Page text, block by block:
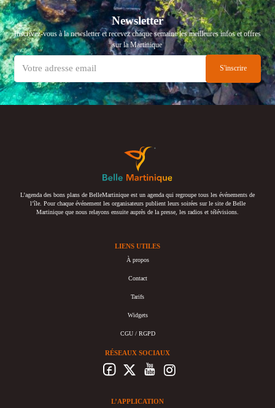
Newsletter
Inscrivez-vous à la newsletter et recevez chaque semaine les meilleures infos et offres
sur la Martinique
L’agenda des bons plans de BelleMartinique est un agenda qui regroupe tous les événements de
l’île. Pour chaque événement les organisateurs publient leurs soirées sur le site de Belle
Martinique que nous relayons ensuite auprès de la presse, les radios et télévisions.
LIENS UTILES
À propos
Contact
Tarifs
Widgets
CGU / RGPD
RÉSEAUX SOCIAUX
L’APPLICATION